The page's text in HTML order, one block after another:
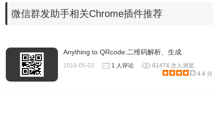
微信群发助手相关Chrome插件推荐
Anything to QRcode:二维码解析、生成
2018-05-03 1 人评论
61474 次人浏览
4.4 分